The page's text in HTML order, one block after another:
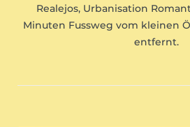
Realejos, Urbanisation
Minuten Fussweg vom kleinen
entfernt.